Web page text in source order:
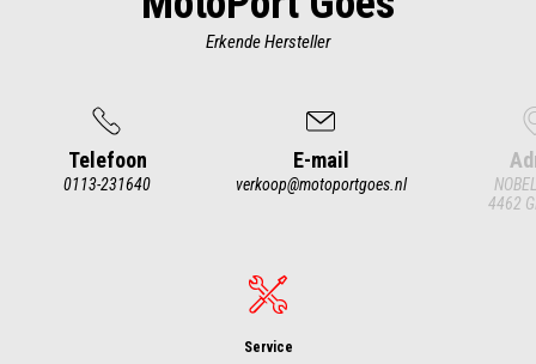
Erkende Hersteller
Telefoon
0113-231640
E-mail
verkoop@motoportgoes.nl
4462
Service